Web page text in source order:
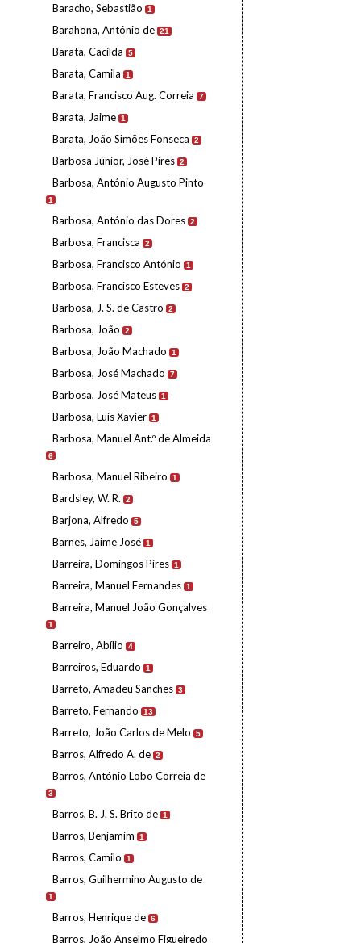
Baracho, Sebastião 1
Barahona, António de 21
Barata, Cacilda 5
Barata, Camila 1
Barata, Francisco Aug. Correia 7
Barata, Jaime 1
Barata, João Simões Fonseca 2
Barbosa Júnior, José Pires 2
Barbosa, António Augusto Pinto
1
Barbosa, António das Dores 2
Barbosa, Francisca 2
Barbosa, Francisco António 1
Barbosa, Francisco Esteves 2
Barbosa, J. S. de Castro 2
Barbosa, João 2
Barbosa, João Machado 1
Barbosa, José Machado 7
Barbosa, José Mateus 1
Barbosa, Luís Xavier 1
Barbosa, Manuel Ant.º de Almeida
6
Barbosa, Manuel Ribeiro 1
Bardsley, W. R. 2
Barjona, Alfredo 5
Barnes, Jaime José 1
Barreira, Domingos Pires 1
Barreira, Manuel Fernandes 1
Barreira, Manuel João Gonçalves
1
Barreiro, Abílio 4
Barreiros, Eduardo 1
Barreto, Amadeu Sanches 3
Barreto, Fernando 13
Barreto, João Carlos de Melo 5
Barros, Alfredo A. de 2
Barros, António Lobo Correia de
3
Barros, B. J. S. Brito de 1
Barros, Benjamim 1
Barros, Camilo 1
Barros, Guilhermino Augusto de
1
Barros, Henrique de 6
Barros, João Anselmo Figueiredo